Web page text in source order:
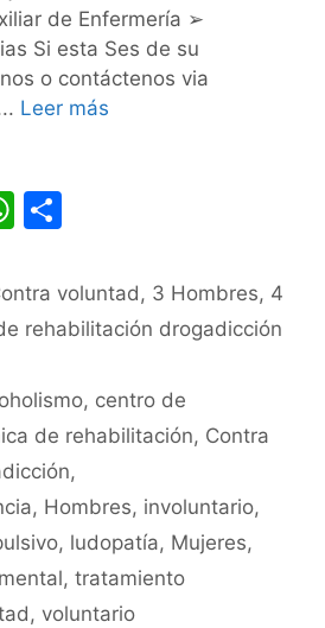
de Enfermería ➢
Si esta Ses de su
o contáctenos via
Leer más
W
at
s
p
p
m
p
tir
voluntad, 3 Hombres, 4
rehabilitación drogadicción
, centro de
de rehabilitación, Contra
,
, Hombres, involuntario,
, ludopatía, Mujeres,
, tratamiento
, voluntario